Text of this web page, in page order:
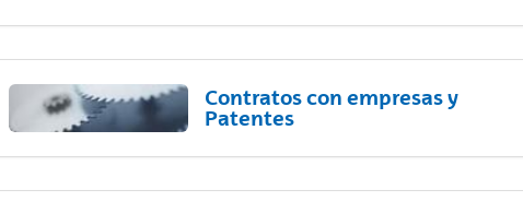
Contratos con empresas y
Patentes